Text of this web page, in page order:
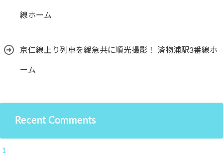
線ホーム
京仁線上り列車を緩急共に順光撮影！ 済物浦駅3番線ホ
ーム
Recent Comments